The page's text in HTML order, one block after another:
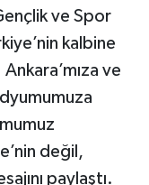
ve Spor
kalbine
ve
değil,
paylaştı.